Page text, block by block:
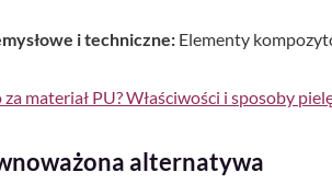
i techniczne: Elementy
materiał PU? Właściwości i sposoby
alternatywa